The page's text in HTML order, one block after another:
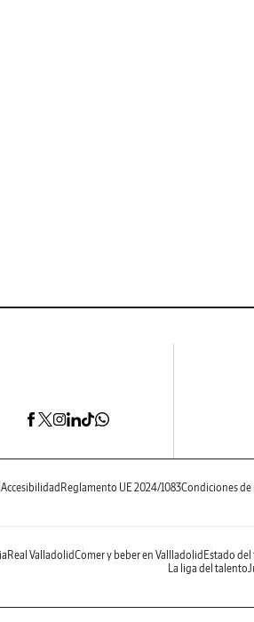
Accesibilidad Reglamento UE 2024/1083Condiciones de
Real ValladolidComer y beber en Vallladolid Estado
La liga del talento